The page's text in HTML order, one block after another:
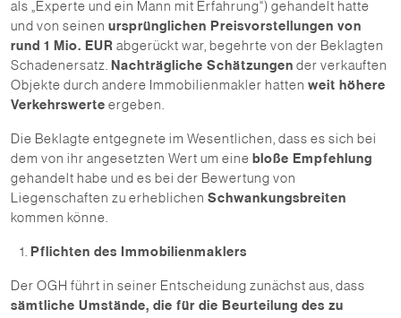
als „Experte und ein Mann mit Erfahrung“) gehandelt hatte
und von seinen ursprünglichen Preisvorstellungen von
rund 1 Mio. EUR abgerückt war, begehrte von der Beklagten
Schadenersatz. Nachträgliche Schätzungen der verkauften
Objekte durch andere Immobilienmakler hatten weit höhere
Verkehrswerte ergeben.
Die Beklagte entgegnete im Wesentlichen, dass es sich bei
dem von ihr angesetzten Wert um eine bloße Empfehlung
gehandelt habe und es bei der Bewertung von
Liegenschaften zu erheblichen Schwankungsbreiten
kommen könne.
Pflichten des Immobilienmaklers
Der OGH führt in seiner Entscheidung zunächst aus, dass
sämtliche Umstände, die für die Beurteilung des zu